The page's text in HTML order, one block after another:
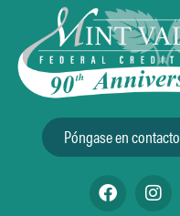
Póngase en contacto